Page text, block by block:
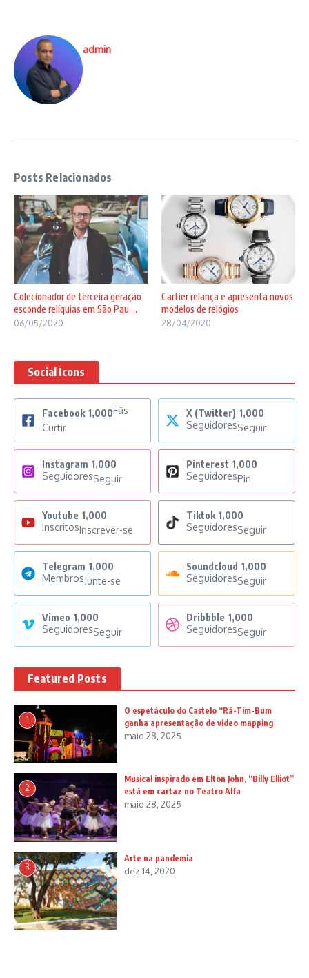
admin
Posts Relacionados
Colecionador de terceira geração
esconde relíquias em São Pau ...
06/05/2020
Cartier relança e apresenta novos
modelos de relógios
28/04/2020
Social Icons
Facebook 1,000Fãs
Curtir
X (Twitter) 1,000
SeguidoresSeguir
Instagram 1,000
SeguidoresSeguir
Pinterest 1,000
SeguidoresPin
Youtube 1,000
InscritosInscrever-se
Tiktok 1,000
SeguidoresSeguir
Telegram 1,000
MembrosJunte-se
Soundcloud 1,000
SeguidoresSeguir
Vimeo 1,000
SeguidoresSeguir
Dribbble 1,000
SeguidoresSeguir
Featured Posts
1
O espetáculo do Castelo “Rá-Tim-Bum
ganha apresentação de video mapping
maio 28, 2025
2
Musical inspirado em Elton John, “Billy Elliot”
está em cartaz no Teatro Alfa
maio 28, 2025
3
Arte na pandemia
dez 14, 2020